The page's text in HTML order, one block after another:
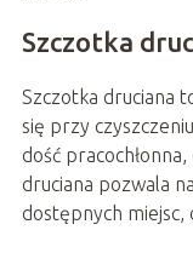
Szczotka
Szczotka druciana
się przy
dość
druciana pozwala
dostępnych miejsc,